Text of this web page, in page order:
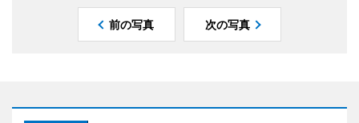
前の写真 次の写真